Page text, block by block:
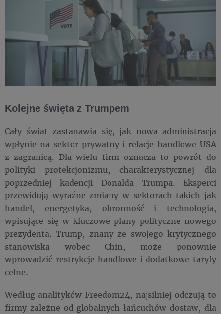
Kolejne święta z Trumpem
Cały świat zastanawia się, jak nowa administracja
wpłynie na sektor prywatny i relacje handlowe USA
z zagranicą. Dla wielu firm oznacza to powrót do
polityki protekcjonizmu, charakterystycznej dla
poprzedniej kadencji Donalda Trumpa. Eksperci
przewidują wyraźne zmiany w sektorach takich jak
handel, energetyka, obronność i technologia,
wpisujące się w kluczowe plany polityczne nowego
prezydenta. Trump, znany ze swojego krytycznego
stanowiska wobec Chin, może ponownie
wprowadzić restrykcje handlowe i dodatkowe taryfy
celne.
Według analityków Freedom24, najsilniej odczują to
firmy zależne od globalnych łańcuchów dostaw, dla